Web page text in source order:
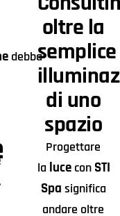
debba
oltre la
semplice
di uno
spazio
Progettare
la lucecon STI
Spa significa
andare oltre